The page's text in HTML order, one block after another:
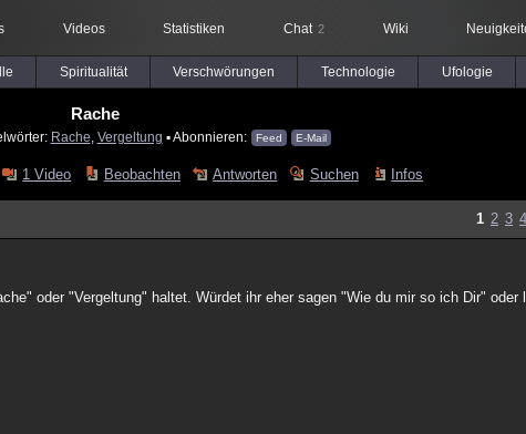
Videos Statistiken Chat 2 Wiki
Spiritualität Verschwörungen Technologie Ufologie
Rache
Rache Vergeltung ▪ Abonnieren: Feed E-Mail
1 Video Beobachten Antworten Suchen Infos
1 2 3 4
oder "Vergeltung" haltet. Würdet ihr eher sagen "Wie du mir so ich Dir" oder